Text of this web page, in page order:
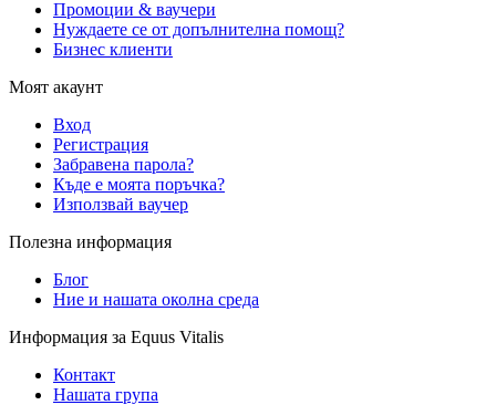
Промоции & ваучери
Нуждаете се от допълнителна помощ?
Бизнес клиенти
Моят акаунт
Вход
Регистрация
Забравена парола?
Къде е моята поръчка?
Използвай ваучер
Полезна информация
Блог
Ние и нашата околна среда
Информация за Equus Vitalis
Контакт
Нашата група